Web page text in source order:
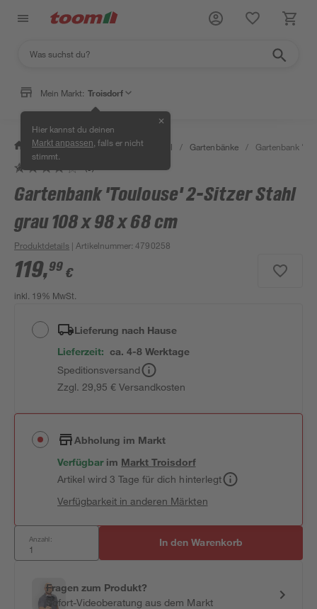
Mein Markt: Troisdorf
Hier kannst du deinen
Markt anpassen , falls er nicht
stimmt.
✕
/ Garten & Freizeit / Gartenmöbel / Gartenbänke /
Gartenbank
Gartenbank 'Toulouse' 2-Sitzer Stahl
grau 108 x 98 x 68 cm
Produktdetails | Artikelnummer:4790258
119,99 €
inkl. 19% MwSt.
Lieferung nach Hause
Lieferzeit: ca. 4-8 Werktage
Speditionsversand
Zzgl. 29,95 € Versandkosten
Abholung im Markt
Verfügbar im MarktTroisdorf
Artikel wird 3 Tage für dich hinterlegt
Verfügbarkeit in anderen Märkten
Anzahl: In den Warenkorb
Fragen zum Produkt?
Sofort-Videoberatung aus dem Markt